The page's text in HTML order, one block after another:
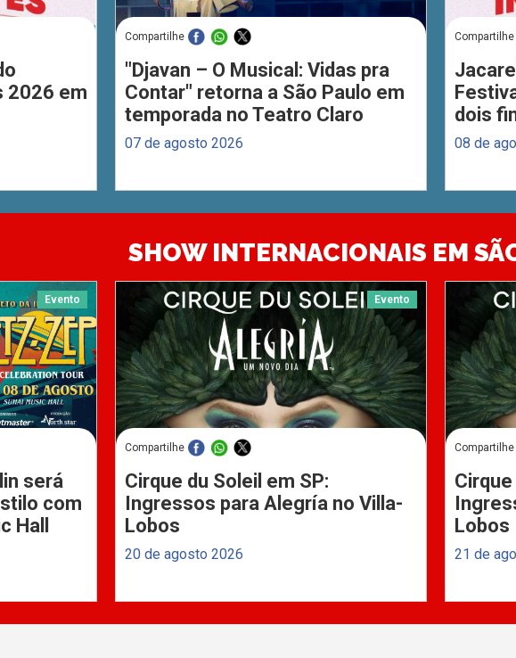
2026 em
Compartilhe
"Djavan – O Musical: Vidas pra
Contar" retorna a São Paulo em
temporada no Teatro Claro
07 de agosto 2026
Compartilhe
dois
08 de
SHOW INTERNACIONAIS EM
Evento
será
com
Hall
Evento
Compartilhe
Cirque du Soleil em SP:
Ingressos para Alegría no Villa-
Lobos
20 de agosto 2026
Compartilhe
Lobos
21 de